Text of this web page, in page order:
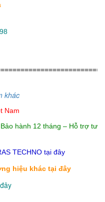
khác
Nam
hành 12 tháng – Hỗ trợ tư
TECHNO tại đây
hiệu khác tại đây